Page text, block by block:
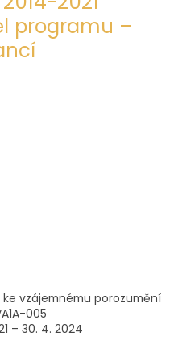
programu –
ke vzájemnému porozumění
005
– 30. 4. 2024